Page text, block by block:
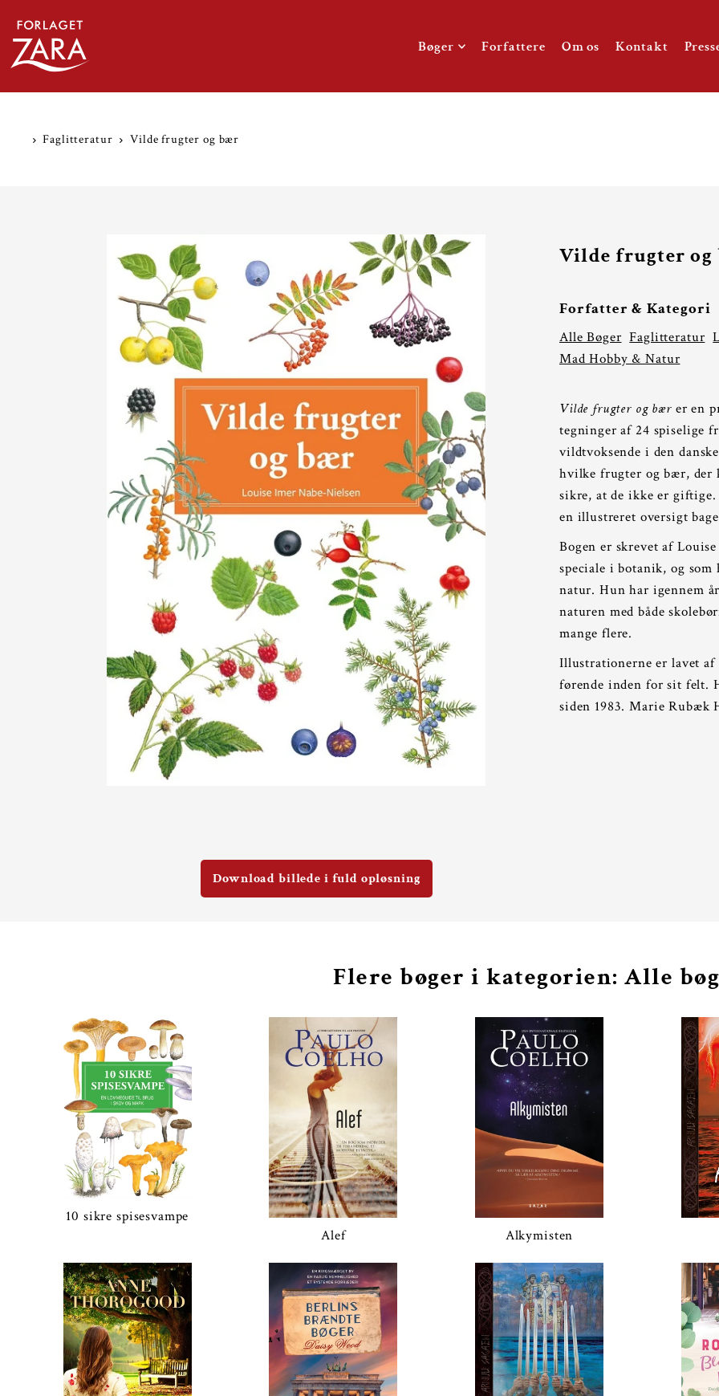
TRANSLATION MISSING: DA.ACCESSIBILITY.SKIP_TO_TEXT
Bøger
Forfattere Om os Kontakt
Faglitteratur Vilde frugter og bær
Download billede i fuld opløsning
Vilde frugter
Forfatter & Kategori
Alle Bøger Faglitteratur
Mad Hobby & Natur
Vilde frugter og bær er en
tegninger af 24 spiselige
vildtvoksende i den
hvilke frugter og bær, der
sikre, at de ikke er
en illustreret oversigt
Bogen er skrevet af
speciale i botanik, og
natur. Hun har igennem
naturen med både
mange flere.
Illustrationerne er lavet af
førende inden for sit felt.
siden 1983. Marie Rubæk
Flere bøger i kategorien: Alle
10 sikre spisesvampe
Alef
Alkymisten